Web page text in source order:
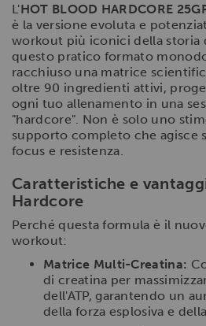
L'HOT BLOOD HARDCORE
è la versione evoluta e
workout più iconici della storia
questo pratico formato
racchiuso una matrice
oltre 90 ingredienti attivi,
ogni tuo allenamento in una
"hardcore". Non è solo uno
supporto completo che agisce
focus e resistenza.
Caratteristiche e
Hardcore
Perché questa formula è il
workout:
Matrice Multi-Creatina:
di creatina per
dell'ATP, garantendo un
della forza esplosiva e